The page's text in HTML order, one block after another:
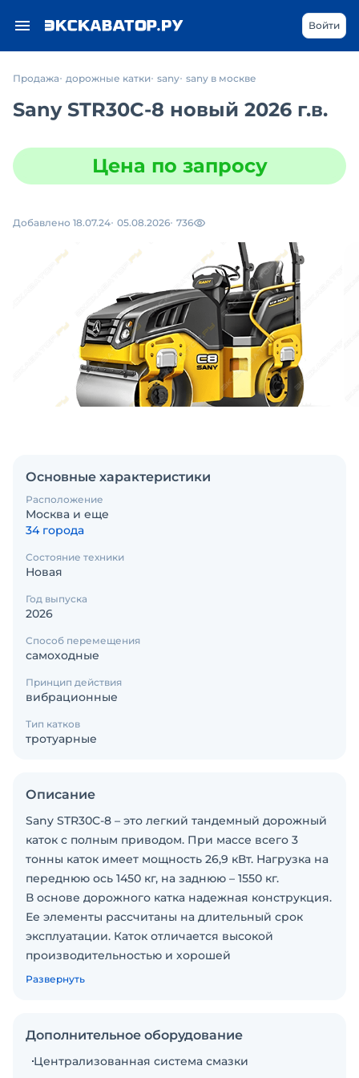
Войти
Продажа дорожные катки sany sany в москве
Sany STR30C-8 новый 2026 г.в.
Цена по запросу
Добавлено 18.07.24 05.08.2026 736
Основные характеристики
Расположение
Москва и еще
34 города
Состояние техники
Новая
Год выпуска
2026
Способ перемещения
самоходные
Принцип действия
вибрационные
Тип катков
тротуарные
Описание
Sany STR30C-8 – это легкий тандемный дорожный
каток с полным приводом. При массе всего 3
тонны каток имеет мощность 26,9 кВт. Нагрузка на
переднюю ось 1450 кг, на заднюю – 1550 кг.
В основе дорожного катка надежная конструкция.
Ее элементы рассчитаны на длительный срок
эксплуатации. Каток отличается высокой
производительностью и хорошей
маневренностью, легко преодолевает спуски и
местоположения в пространстве. Кабина с
безопасности, оснащена эргономичными
Развернуть
Дополнительное оборудование
Централизованная система смазки